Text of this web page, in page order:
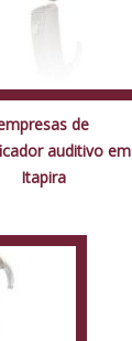
de
auditivo em
Itapira